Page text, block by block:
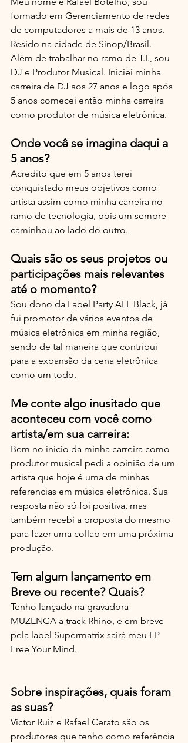
formado em Gerenciamento de redes
de computadores a mais de 13 anos.
Resido na cidade de Sinop/Brasil.
Além de trabalhar no ramo de T.I., sou
DJ e Produtor Musical. Iniciei minha
carreira de DJ aos 27 anos e logo após
5 anos comecei então minha carreira
como produtor de música eletrônica.
Onde você se imagina daqui a
5 anos?
Acredito que em 5 anos terei
conquistado meus objetivos como
artista assim como minha carreira no
ramo de tecnologia, pois um sempre
caminhou ao lado do outro.
Quais são os seus projetos ou
participações mais relevantes
até o momento?
Sou dono da Label Party ALL Black, já
fui promotor de vários eventos de
música eletrônica em minha região,
sendo de tal maneira que contribui
para a expansão da cena eletrônica
como um todo.
Me conte algo inusitado que
aconteceu com você como
artista/em sua carreira:
Bem no início da minha carreira como
produtor musical pedi a opinião de um
artista que hoje é uma de minhas
referencias em música eletrônica. Sua
resposta não só foi positiva, mas
também recebi a proposta do mesmo
para fazer uma collab em uma próxima
produção.
Tem algum lançamento em
Breve ou recente? Quais?
Tenho lançado na gravadora
MUZENGA a track Rhino, e em breve
pela label Supermatrix sairá meu EP
Free Your Mind.
Sobre inspirações, quais foram
as suas?
Victor Ruiz e Rafael Cerato são os
produtores que tenho como referência